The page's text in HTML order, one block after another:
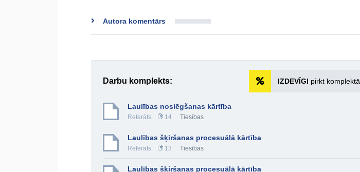
Autora komentārs
Darbu komplekts: IZDEVĪGI pirkt komplektā
Laulības noslēgšanas kārtība
Referāts 14 Tiesības
Laulības šķiršanas procesuālā kārtība
Referāts 13 Tiesības
Laulības šķiršanas procesuālā kārtība